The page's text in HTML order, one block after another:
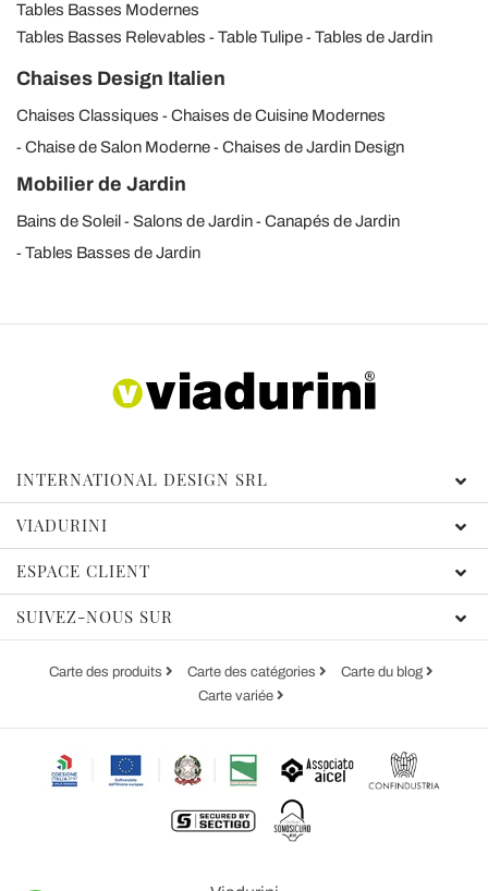
Tables Basses Modernes
Tables Basses Relevables
Table Tulipe Tables de Jardin
Chaises Design Italien
Chaises Classiques
Chaises de Cuisine Modernes
Chaise de Salon Moderne
Chaises de Jardin Design
Mobilier de Jardin
Bains de Soleil Salons de Jardin
Canapés de Jardin
Tables Basses de Jardin
INTERNATIONAL DESIGN SRL
VIADURINI
ESPACE CLIENT
SUIVEZ-NOUS SUR
Carte des produits Carte des catégories
Carte du blog
Carte variée